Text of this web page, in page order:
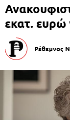
εκατ. ευρώ
Ρέθεμνος